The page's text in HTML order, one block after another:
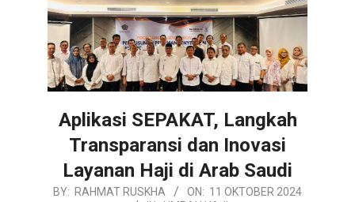
Aplikasi SEPAKAT, Langkah
Transparansi dan Inovasi
Layanan Haji di Arab Saudi
2024-
BY: RAHMAT RUSKHA ON: 11 OKTOBER 2024